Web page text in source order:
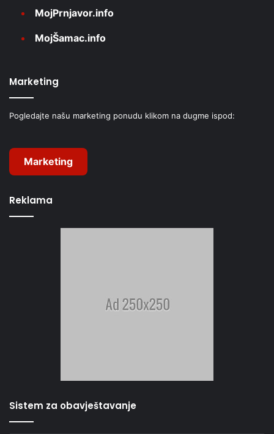
MojPrnjavor.info
MojŠamac.info
Marketing
Pogledajte našu marketing ponudu klikom na dugme ispod:
Marketing
Reklama
Sistem za obavještavanje